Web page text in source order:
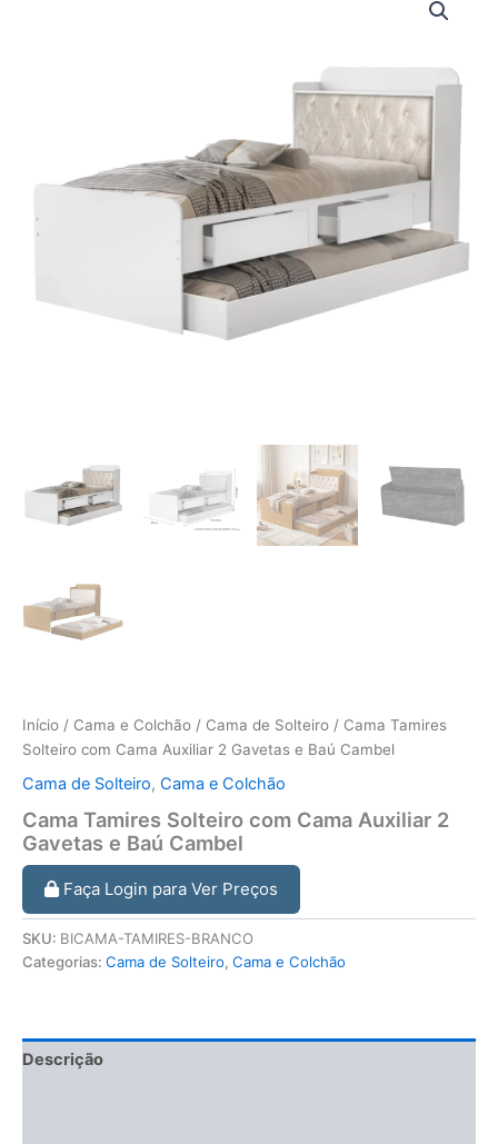
Início / Cama e Colchão / Cama de Solteiro / Cama Tamires
Solteiro com Cama Auxiliar 2 Gavetas e Baú Cambel
Cama de Solteiro, Cama e Colchão
Cama Tamires Solteiro com Cama Auxiliar 2
Gavetas e Baú Cambel
Faça Login para Ver Preços
SKU: BICAMA-TAMIRES-BRANCO
Categorias: Cama de Solteiro, Cama e Colchão
Descrição